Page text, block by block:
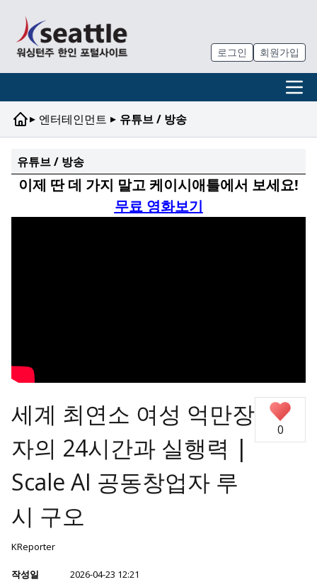
로그인 회원가입
▸ 엔터테인먼트 ▸ 유튜브 / 방송
유튜브 / 방송
이제 딴 데 가지 말고 케이시애틀에서 보세요!
무료 영화보기
세계 최연소 여성 억만장
자의 24시간과 실행력 |
Scale AI 공동창업자 루
시 구오
KReporter
작성일
2026-04-23 12:21
0